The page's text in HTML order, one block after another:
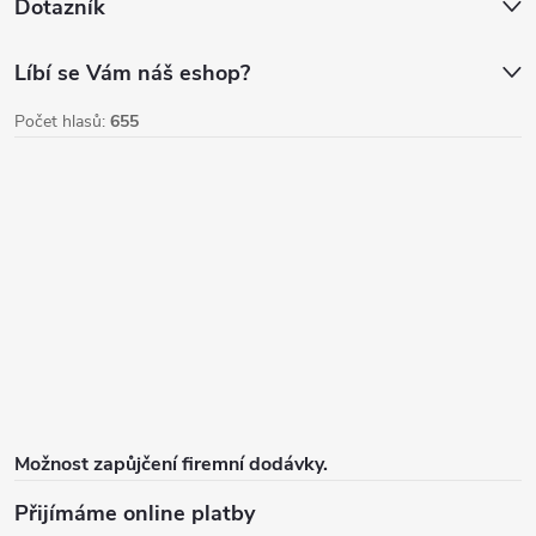
Dotazník
Líbí se Vám náš eshop?
Počet hlasů: 655
Možnost zapůjčení firemní dodávky.
Přijímáme online platby